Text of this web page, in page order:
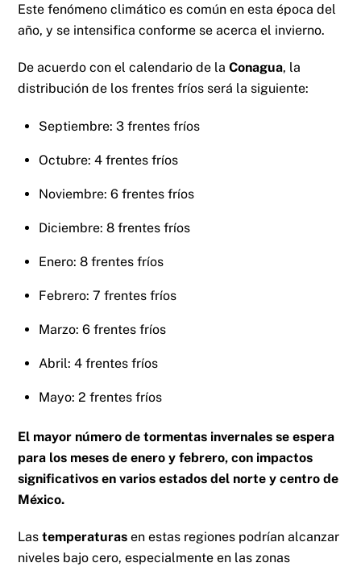
Este fenómeno climático es común en esta época del
año, y se intensifica conforme se acerca el invierno.
De acuerdo con el calendario de laConagua, la
distribución de los frentes fríos será la siguiente:
Septiembre: 3 frentes fríos
Octubre: 4 frentes fríos
Noviembre: 6 frentes fríos
Diciembre: 8 frentes fríos
Enero: 8 frentes fríos
Febrero: 7 frentes fríos
Marzo: 6 frentes fríos
Abril: 4 frentes fríos
Mayo: 2 frentes fríos
El mayor número de tormentas invernales se espera
para los meses de enero y febrero, con impactos
significativos en varios estados del norte y centro de
México.
Lastemperaturasen estas regiones podrían alcanzar
niveles bajo cero, especialmente en las zonas